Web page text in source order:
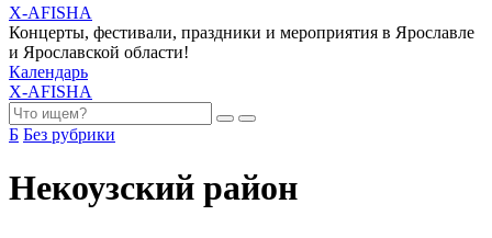
X-AFISHA
Концерты, фестивали, праздники и мероприятия в Ярославле
и Ярославской области!
Календарь
X-AFISHA
Б Без рубрики
Некоузский район